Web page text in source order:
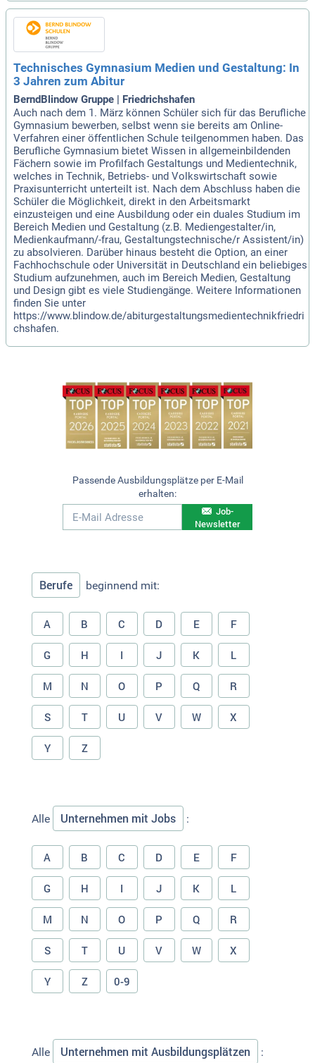
Technisches Gymnasium Medien und Gestaltung: In
3 Jahren zum Abitur
BerndBlindow Gruppe | Friedrichshafen
Auch nach dem 1. März können Schüler sich für das Berufliche
Gymnasium bewerben, selbst wenn sie bereits am Online-
Verfahren einer öffentlichen Schule teilgenommen haben. Das
Berufliche Gymnasium bietet Wissen in allgemeinbildenden
Fächern sowie im Profilfach Gestaltungs und Medientechnik,
welches in Technik, Betriebs- und Volkswirtschaft sowie
Praxisunterricht unterteilt ist. Nach dem Abschluss haben die
Schüler die Möglichkeit, direkt in den Arbeitsmarkt
einzusteigen und eine Ausbildung oder ein duales Studium im
Bereich Medien und Gestaltung (z.B. Mediengestalter/in,
Medienkaufmann/-frau, Gestaltungstechnische/r Assistent/in)
zu absolvieren. Darüber hinaus besteht die Option, an einer
Fachhochschule oder Universität in Deutschland ein beliebiges
Studium aufzunehmen, auch im Bereich Medien, Gestaltung
und Design gibt es viele Studiengänge. Weitere Informationen
finden Sie unter
https://www.blindow.de/abiturgestaltungsmedientechnikfriedri
chshafen.
Passende Ausbildungsplätze per E-Mail
erhalten:
Job-
Newsletter
Berufe beginnend mit:
A B C D E F
G H I J K L
M N O P Q R
S T U V W X
Y Z
Alle Unternehmen mit Jobs :
A B C D E F
G H I J K L
M N O P Q R
S T U V W X
Y Z 0-9
Alle Unternehmen mit Ausbildungsplätzen :